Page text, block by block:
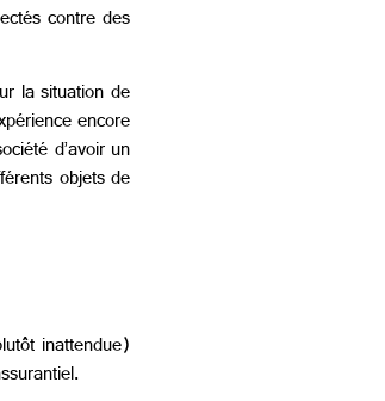
contre des
la situation de
encore
d’avoir un
objets de
inattendue)